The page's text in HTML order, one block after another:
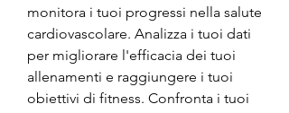
monitora i tuoi progressi nella salute
cardiovascolare. Analizza i tuoi dati
per migliorare l'efficacia dei tuoi
allenamenti e raggiungere i tuoi
obiettivi di fitness. Confronta i tuoi